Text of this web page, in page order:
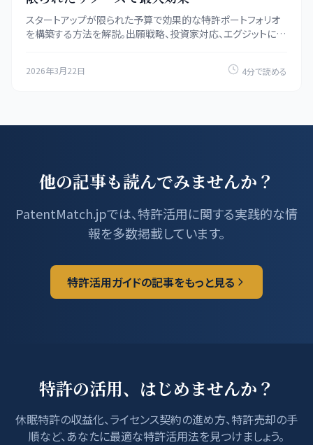
スタートアップが限られた予算で効果的な特許ポートフォリオ
を構築する方法を解説。出願戦略、投資家対応、エグジットに向
2026年3月22日 4分で読める
他の記事も読んでみませんか？
PatentMatch.jpでは、特許活用に関する実践的な情
報を多数掲載しています。
特許活用ガイドの記事をもっと見る
特許の活用、はじめませんか？
休眠特許の収益化、ライセンス契約の進め方、特許売却の手
順など、あなたに最適な特許活用法を見つけましょう。